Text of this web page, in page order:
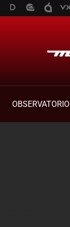
OBSERVATORIO